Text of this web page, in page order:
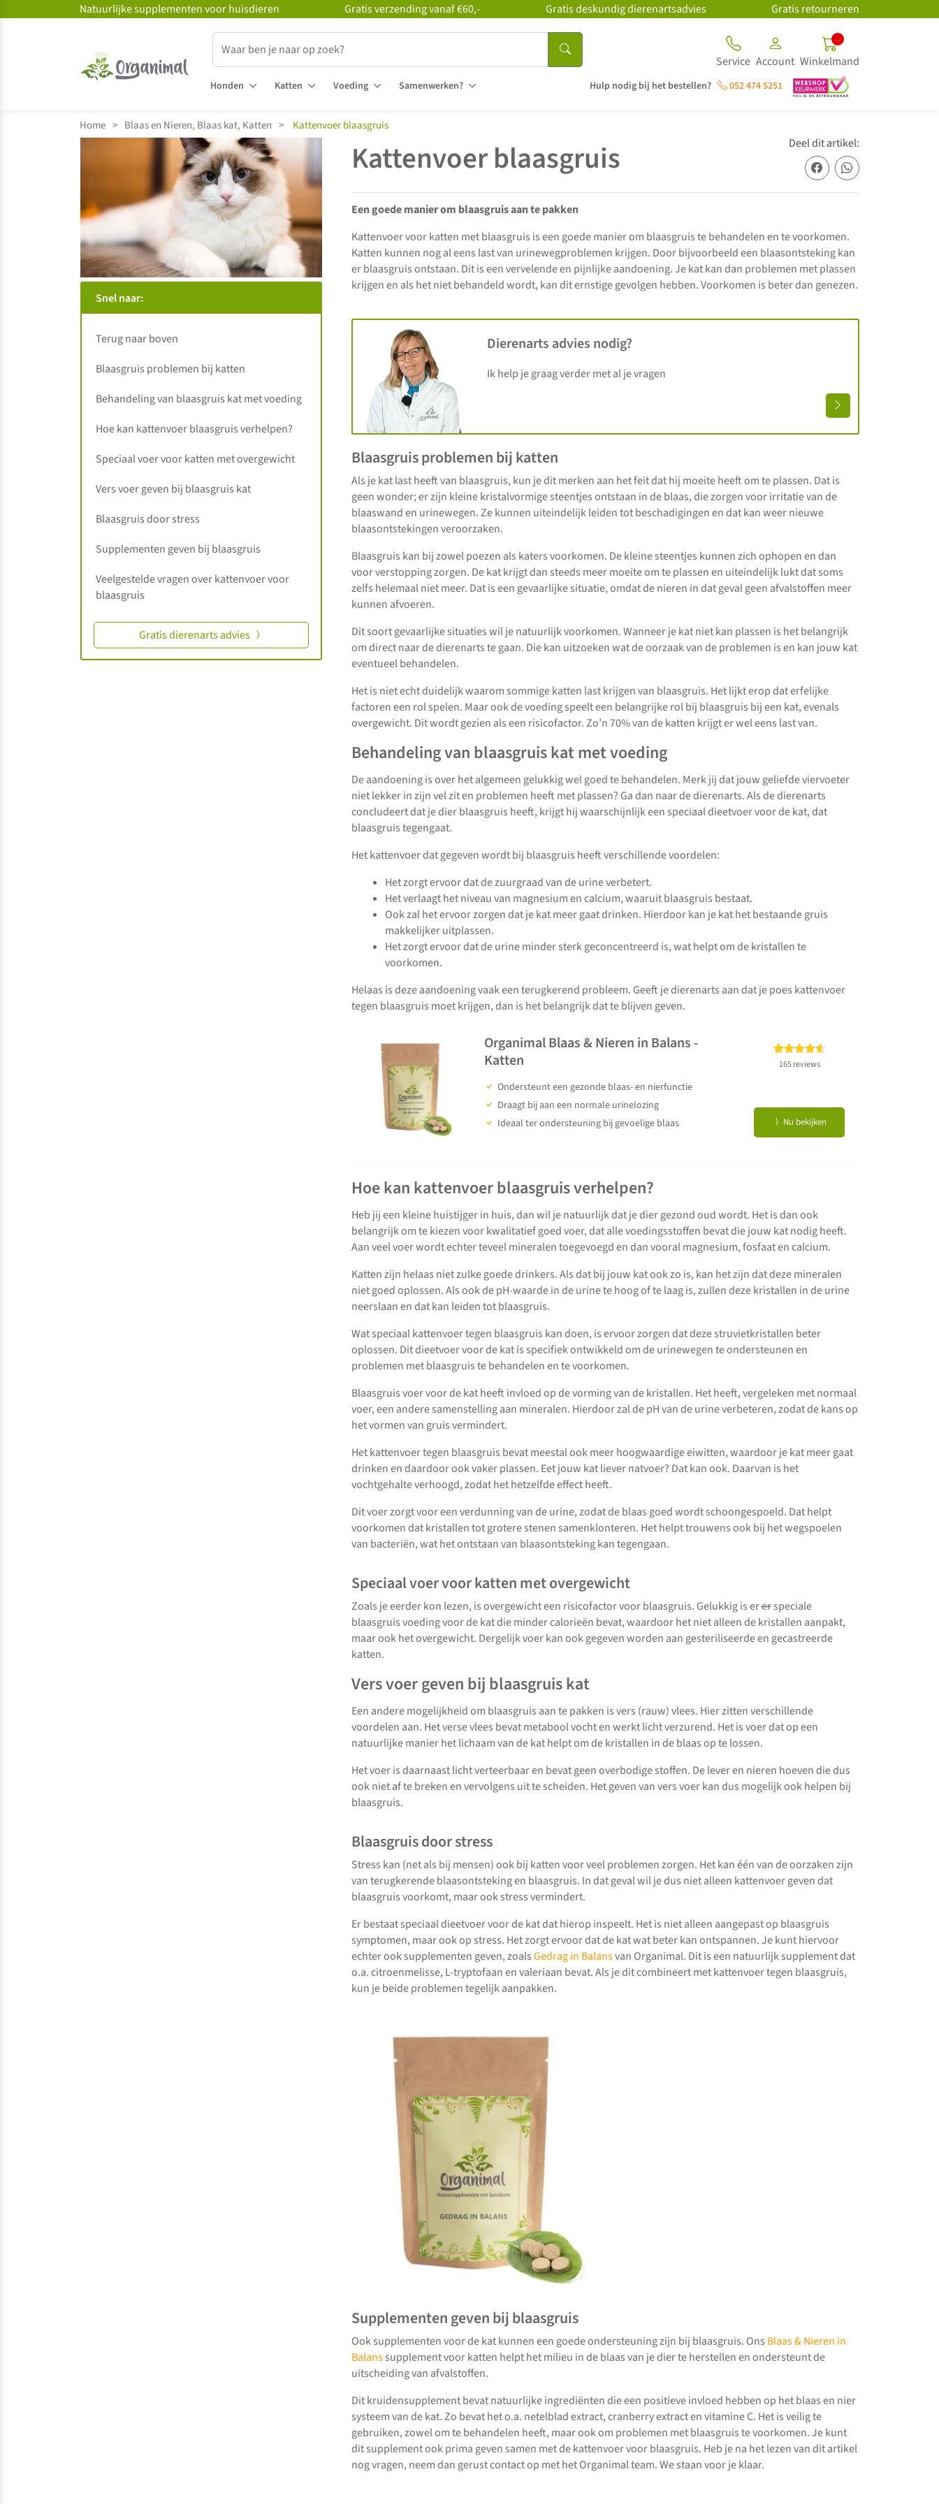
Natuurlijke supplementen voor huisdieren Gratis verzending vanaf €60,- Gratis deskundig dierenartsadvies Gratis retourneren
Service Account
..
Winkelmand
Honden Katten Voeding Samenwerken? Hulp nodig bij het bestellen? 052 474 5251
Home > Blaas en Nieren, Blaas kat, Katten > Kattenvoer blaasgruis
Snel naar:
Terug naar boven
Blaasgruis problemen bij katten
Behandeling van blaasgruis kat met voeding
Hoe kan kattenvoer blaasgruis verhelpen?
Speciaal voer voor katten met overgewicht
Vers voer geven bij blaasgruis kat
Blaasgruis door stress
Supplementen geven bij blaasgruis
Veelgestelde vragen over kattenvoer voor
blaasgruis
Gratis dierenarts advies
Kattenvoer blaasgruis Deel dit artikel:
Een goede manier om blaasgruis aan te pakken
Kattenvoer voor katten met blaasgruis is een goede manier om blaasgruis te behandelen en te voorkomen.
Katten kunnen nog al eens last van urinewegproblemen krijgen. Door bijvoorbeeld een blaasontsteking kan
er blaasgruis ontstaan. Dit is een vervelende en pijnlijke aandoening. Je kat kan dan problemen met plassen
krijgen en als het niet behandeld wordt, kan dit ernstige gevolgen hebben. Voorkomen is beter dan genezen.
Dierenarts advies nodig?
Ik help je graag verder met al je vragen
Blaasgruis problemen bij katten
Als je kat last heeft van blaasgruis, kun je dit merken aan het feit dat hij moeite heeft om te plassen. Dat is
geen wonder; er zijn kleine kristalvormige steentjes ontstaan in de blaas, die zorgen voor irritatie van de
blaaswand en urinewegen. Ze kunnen uiteindelijk leiden tot beschadigingen en dat kan weer nieuwe
blaasontstekingen veroorzaken.
Blaasgruis kan bij zowel poezen als katers voorkomen. De kleine steentjes kunnen zich ophopen en dan
voor verstopping zorgen. De kat krijgt dan steeds meer moeite om te plassen en uiteindelijk lukt dat soms
zelfs helemaal niet meer. Dat is een gevaarlijke situatie, omdat de nieren in dat geval geen afvalstoffen meer
kunnen afvoeren.
Dit soort gevaarlijke situaties wil je natuurlijk voorkomen. Wanneer je kat niet kan plassen is het belangrijk
om direct naar de dierenarts te gaan. Die kan uitzoeken wat de oorzaak van de problemen is en kan jouw kat
eventueel behandelen.
Het is niet echt duidelijk waarom sommige katten last krijgen van blaasgruis. Het lijkt erop dat erfelijke
factoren een rol spelen. Maar ook de voeding speelt een belangrijke rol bij blaasgruis bij een kat, evenals
overgewicht. Dit wordt gezien als een risicofactor. Zo’n 70% van de katten krijgt er wel eens last van.
Behandeling van blaasgruis kat met voeding
De aandoening is over het algemeen gelukkig wel goed te behandelen. Merk jij dat jouw geliefde viervoeter
niet lekker in zijn vel zit en problemen heeft met plassen? Ga dan naar de dierenarts. Als de dierenarts
concludeert dat je dier blaasgruis heeft, krijgt hij waarschijnlijk een speciaal dieetvoer voor de kat, dat
blaasgruis tegengaat.
Het kattenvoer dat gegeven wordt bij blaasgruis heeft verschillende voordelen:
Het zorgt ervoor dat de zuurgraad van de urine verbetert.
Het verlaagt het niveau van magnesium en calcium, waaruit blaasgruis bestaat.
Ook zal het ervoor zorgen dat je kat meer gaat drinken. Hierdoor kan je kat het bestaande gruis
makkelijker uitplassen.
Het zorgt ervoor dat de urine minder sterk geconcentreerd is, wat helpt om de kristallen te
voorkomen.
Helaas is deze aandoening vaak een terugkerend probleem. Geeft je dierenarts aan dat je poes kattenvoer
tegen blaasgruis moet krijgen, dan is het belangrijk dat te blijven geven.
Organimal Blaas & Nieren in Balans -
Katten
Ondersteunt een gezonde blaas- en nierfunctie
Draagt bij aan een normale urinelozing
Ideaal ter ondersteuning bij gevoelige blaas
Gewaardeerd
165
165 reviews
Nu bekijken
Hoe kan kattenvoer blaasgruis verhelpen?
Heb jij een kleine huistijger in huis, dan wil je natuurlijk dat je dier gezond oud wordt. Het is dan ook
belangrijk om te kiezen voor kwalitatief goed voer, dat alle voedingsstoffen bevat die jouw kat nodig heeft.
Aan veel voer wordt echter teveel mineralen toegevoegd en dan vooral magnesium, fosfaat en calcium.
Katten zijn helaas niet zulke goede drinkers. Als dat bij jouw kat ook zo is, kan het zijn dat deze mineralen
niet goed oplossen. Als ook de pH-waarde in de urine te hoog of te laag is, zullen deze kristallen in de urine
neerslaan en dat kan leiden tot blaasgruis.
Wat speciaal kattenvoer tegen blaasgruis kan doen, is ervoor zorgen dat deze struvietkristallen beter
oplossen. Dit dieetvoer voor de kat is specifiek ontwikkeld om de urinewegen te ondersteunen en
problemen met blaasgruis te behandelen en te voorkomen.
Blaasgruis voer voor de kat heeft invloed op de vorming van de kristallen. Het heeft, vergeleken met normaal
voer, een andere samenstelling aan mineralen. Hierdoor zal de pH van de urine verbeteren, zodat de kans op
het vormen van gruis vermindert.
Het kattenvoer tegen blaasgruis bevat meestal ook meer hoogwaardige eiwitten, waardoor je kat meer gaat
drinken en daardoor ook vaker plassen. Eet jouw kat liever natvoer? Dat kan ook. Daarvan is het
vochtgehalte verhoogd, zodat het hetzelfde effect heeft.
Dit voer zorgt voor een verdunning van de urine, zodat de blaas goed wordt schoongespoeld. Dat helpt
voorkomen dat kristallen tot grotere stenen samenklonteren. Het helpt trouwens ook bij het wegspoelen
van bacteriën, wat het ontstaan van blaasontsteking kan tegengaan.
Speciaal voer voor katten met overgewicht
Zoals je eerder kon lezen, is overgewicht een risicofactor voor blaasgruis. Gelukkig is ererspeciale
blaasgruis voeding voor de kat die minder calorieën bevat, waardoor het niet alleen de kristallen aanpakt,
maar ook het overgewicht. Dergelijk voer kan ook gegeven worden aan gesteriliseerde en gecastreerde
katten.
Vers voer geven bij blaasgruis kat
Een andere mogelijkheid om blaasgruis aan te pakken is vers (rauw) vlees. Hier zitten verschillende
voordelen aan. Het verse vlees bevat metabool vocht en werkt licht verzurend. Het is voer dat op een
natuurlijke manier het lichaam van de kat helpt om de kristallen in de blaas op te lossen.
Het voer is daarnaast licht verteerbaar en bevat geen overbodige stoffen. De lever en nieren hoeven die dus
ook niet af te breken en vervolgens uit te scheiden. Het geven van vers voer kan dus mogelijk ook helpen bij
blaasgruis.
Blaasgruis door stress
Stress kan (net als bij mensen) ook bij katten voor veel problemen zorgen. Het kan één van de oorzaken zijn
van terugkerende blaasontsteking en blaasgruis. In dat geval wil je dus niet alleen kattenvoer geven dat
blaasgruis voorkomt, maar ook stress vermindert.
Er bestaat speciaal dieetvoer voor de kat dat hierop inspeelt. Het is niet alleen aangepast op blaasgruis
symptomen, maar ook op stress. Het zorgt ervoor dat de kat wat beter kan ontspannen. Je kunt hiervoor
echter ook supplementen geven, zoalsGedrag in Balansvan Organimal. Dit is een natuurlijk supplement dat
o.a. citroenmelisse, L-tryptofaan en valeriaan bevat. Als je dit combineert met kattenvoer tegen blaasgruis,
kun je beide problemen tegelijk aanpakken.
Supplementen geven bij blaasgruis
Ook supplementen voor de kat kunnen een goede ondersteuning zijn bij blaasgruis. Ons Blaas & Nieren in
Balanssupplement voor katten helpt het milieu in de blaas van je dier te herstellen en ondersteunt de
uitscheiding van afvalstoffen.
Dit kruidensupplement bevat natuurlijke ingrediënten die een positieve invloed hebben op het blaas en nier
systeem van de kat. Zo bevat het o.a. netelblad extract, cranberry extract en vitamine C. Het is veilig te
gebruiken, zowel om te behandelen heeft, maar ook om problemen met blaasgruis te voorkomen. Je kunt
dit supplement ook prima geven samen met de kattenvoer voor blaasgruis. Heb je na het lezen van dit artikel
nog vragen, neem dan gerust contact op met het Organimal team. We staan voor je klaar.